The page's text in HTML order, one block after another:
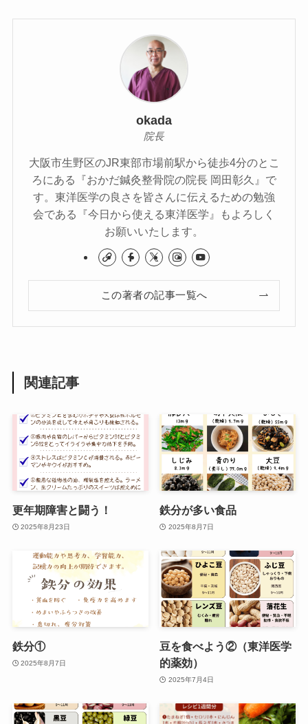
okada
院長
大阪市生野区のJR東部市場前駅から徒歩4分のとこ
ろにある『おかだ鍼灸整骨院の院長 岡田彰久』で
す。東洋医学の良さを皆さんに伝えるための勉強
会である『今日から使える東洋医学』もよろしく
お願いいたします。
この著者の記事一覧へ
関連記事
更年期障害と闘う！
2025年8月23日
鉄分が多い食品
2025年8月7日
鉄分①
2025年8月7日
豆を食べよう②（東洋医学
的薬効）
2025年7月4日